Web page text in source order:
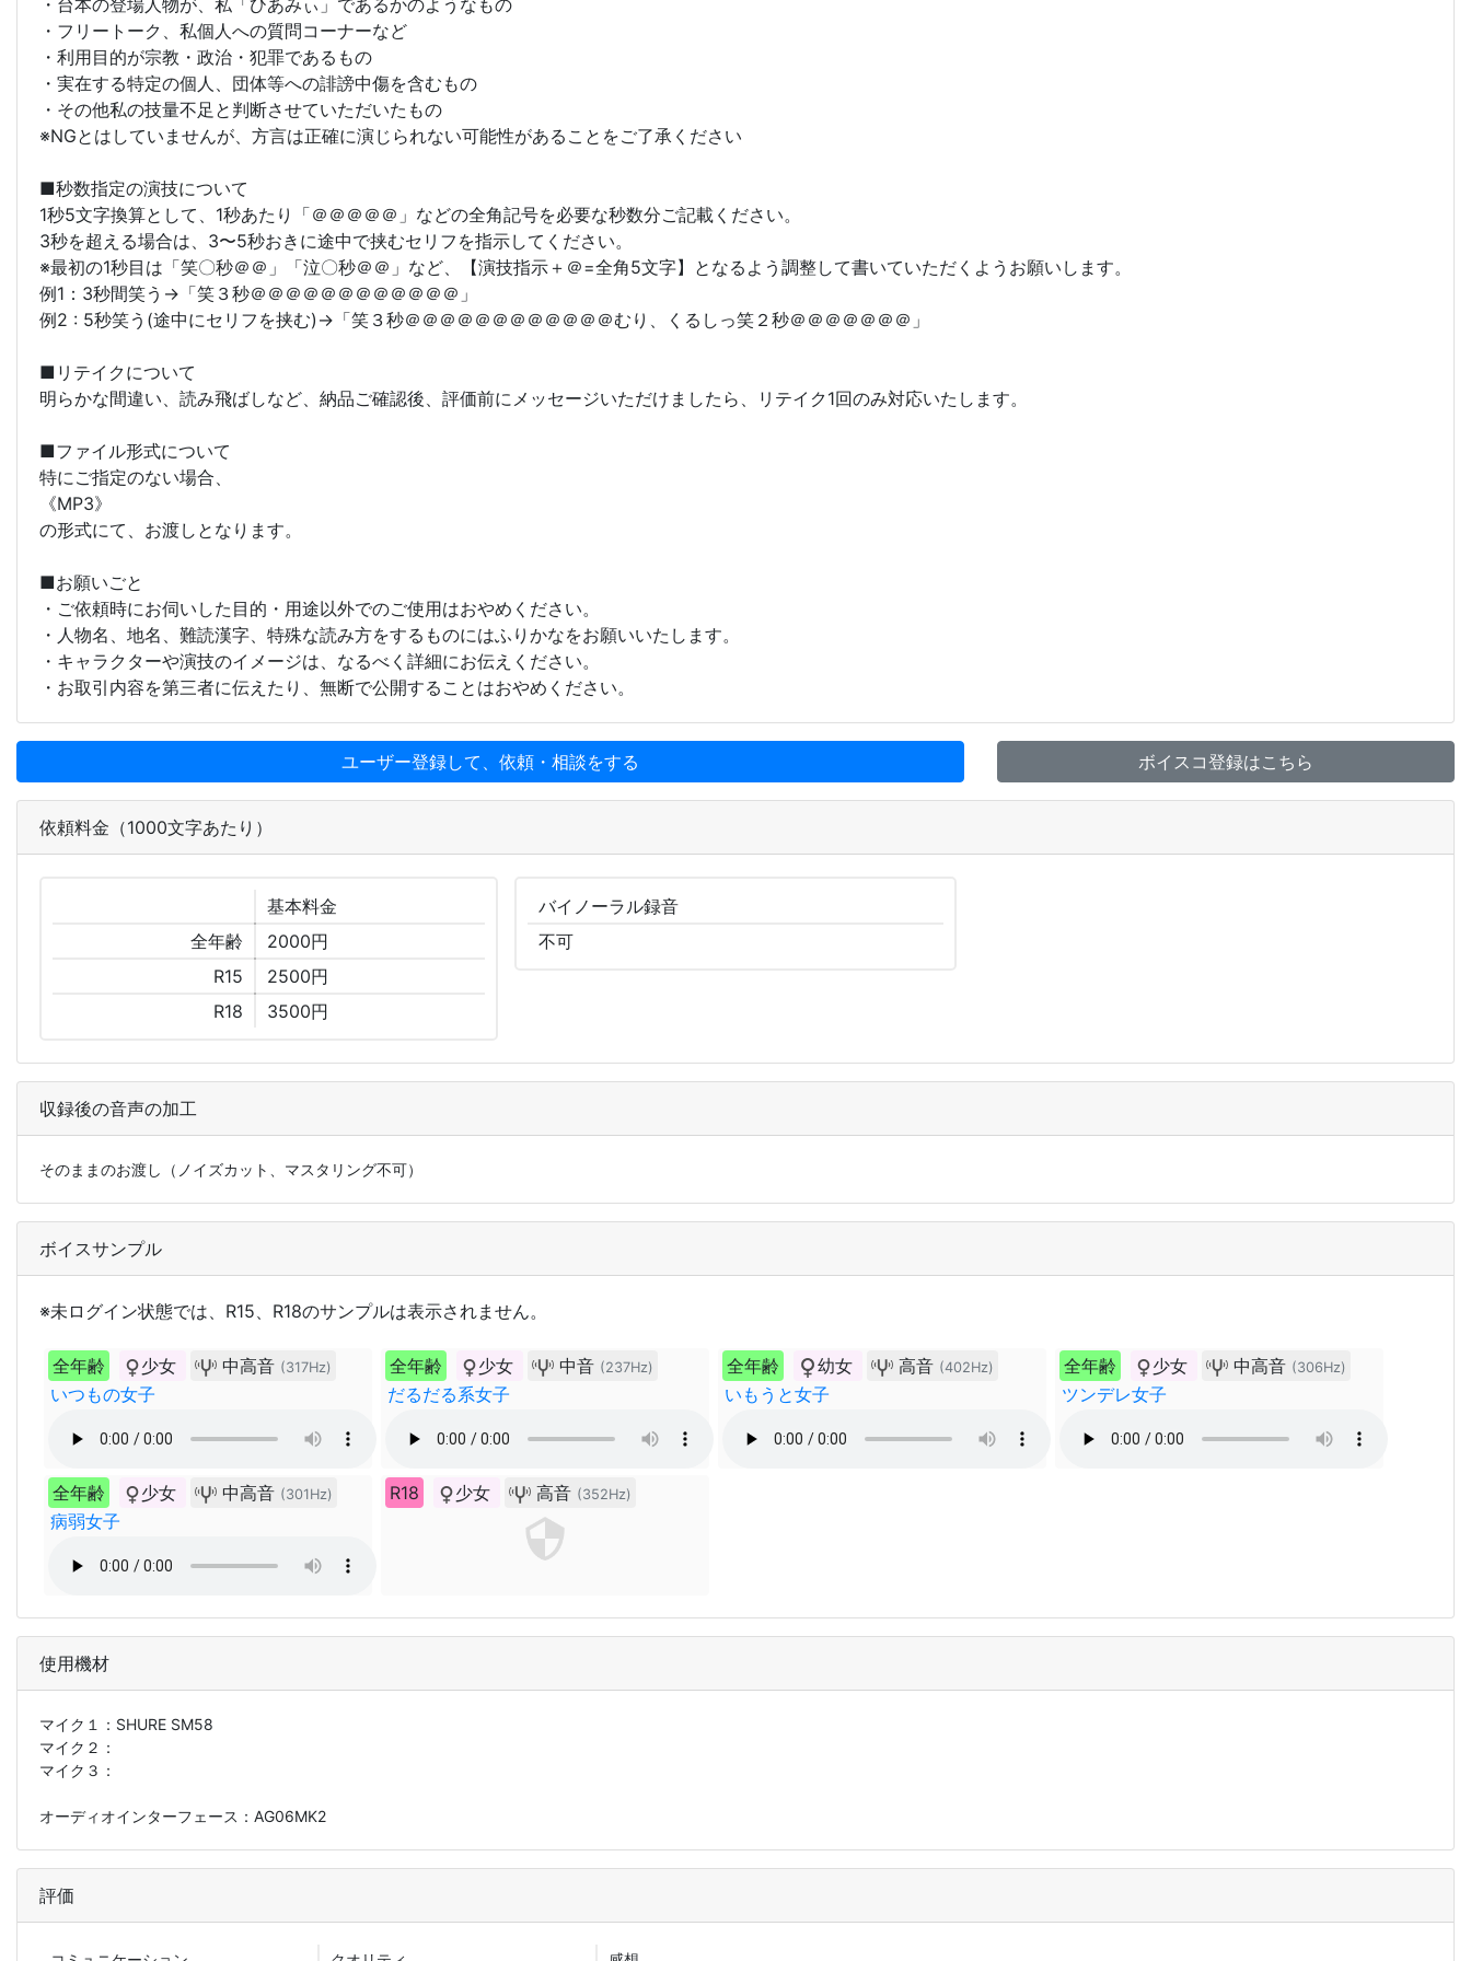
・台本の登場人物が、私「ひあみぃ」であるかのようなもの
・フリートーク、私個人への質問コーナーなど
・利用目的が宗教・政治・犯罪であるもの
・実在する特定の個人、団体等への誹謗中傷を含むもの
・その他私の技量不足と判断させていただいたもの
※NGとはしていませんが、方言は正確に演じられない可能性があることをご了承ください
■秒数指定の演技について
1秒5文字換算として、1秒あたり「＠＠＠＠＠」などの全角記号を必要な秒数分ご記載ください。
3秒を超える場合は、3〜5秒おきに途中で挟むセリフを指示してください。
※最初の1秒目は「笑〇秒＠＠」「泣〇秒＠＠」など、【演技指示＋＠=全角5文字】となるよう調整して書いていただくようお願いします。
例1：3秒間笑う→「笑３秒＠＠＠＠＠＠＠＠＠＠＠＠」
例2 : 5秒笑う(途中にセリフを挟む)→「笑３秒＠＠＠＠＠＠＠＠＠＠＠＠むり、くるしっ笑２秒＠＠＠＠＠＠＠」
■リテイクについて
明らかな間違い、読み飛ばしなど、納品ご確認後、評価前にメッセージいただけましたら、リテイク1回のみ対応いたします。
■ファイル形式について
特にご指定のない場合、
《MP3》
の形式にて、お渡しとなります。
■お願いごと
・ご依頼時にお伺いした目的・用途以外でのご使用はおやめください。
・人物名、地名、難読漢字、特殊な読み方をするものにはふりかなをお願いいたします。
・キャラクターや演技のイメージは、なるべく詳細にお伝えください。
・お取引内容を第三者に伝えたり、無断で公開することはおやめください。
ユーザー登録して、依頼・相談をする ボイスコ登録はこちら
依頼料金（1000文字あたり）
基本料金
全年齢
2000円
R15
2500円
R18
3500円
バイノーラル録音
不可
収録後の音声の加工
そのままのお渡し（ノイズカット、マスタリング不可）
ボイスサンプル
※未ログイン状態では、R15、R18のサンプルは表示されません。
全年齢 少女 中高音 (317Hz)
いつもの女子
全年齢 少女 中音 (237Hz)
だるだる系女子
全年齢 幼女 高音 (402Hz)
いもうと女子
全年齢 少女 中高音 (306Hz)
ツンデレ女子
全年齢 少女 中高音 (301Hz)
病弱女子
R18 少女 高音 (352Hz)
使用機材
マイク１： SHURE SM58
マイク２：
マイク３：
オーディオインターフェース：AG06MK2
評価